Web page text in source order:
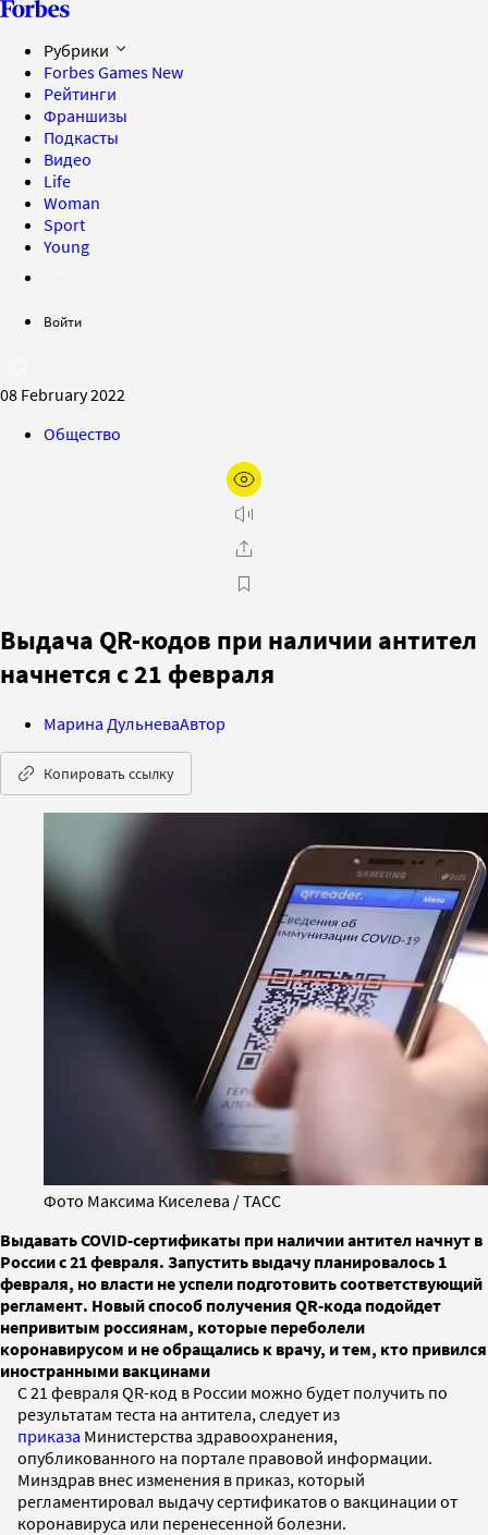
Рубрики
Forbes Games New
Рейтинги
Франшизы
Подкасты
Видео
Life
Woman
Sport
Young
Войти
08 February 2022
Общество
Выдача QR-кодов при наличии антител
начнется с 21 февраля
Марина ДульневаАвтор
Копировать ссылку
Фото Максима Киселева / ТАСС
Выдавать COVID-сертификаты при наличии антител начнут в
России с 21 февраля. Запустить выдачу планировалось 1
февраля, но власти не успели подготовить соответствующий
регламент. Новый способ получения QR-кода подойдет
непривитым россиянам, которые переболели
коронавирусом и не обращались к врачу, и тем, кто привился
иностранными вакцинами
С 21 февраля QR-код в России можно будет получить по
результатам теста на антитела, следует из
приказа Министерства здравоохранения,
опубликованного на портале правовой информации.
Минздрав внес изменения в приказ, который
регламентировал выдачу сертификатов о вакцинации от
коронавируса или перенесенной болезни.